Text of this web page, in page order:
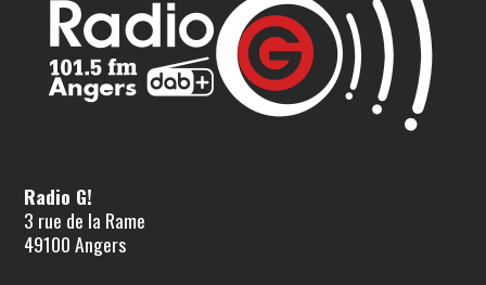
Radio G!
3 rue de la Rame
49100 Angers